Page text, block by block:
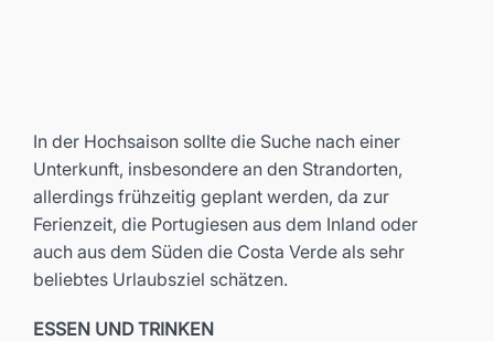
In der Hochsaison sollte die Suche nach einer
Unterkunft, insbesondere an den Strandorten,
allerdings frühzeitig geplant werden, da zur
Ferienzeit, die Portugiesen aus dem Inland oder
auch aus dem Süden die Costa Verde als sehr
beliebtes Urlaubsziel schätzen.
ESSEN UND TRINKEN